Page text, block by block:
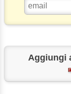
Aggiungi